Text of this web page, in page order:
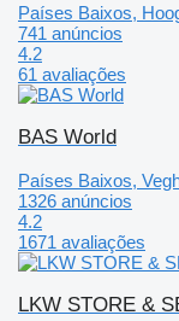
Países Baixos,
741 anúncios
4.2
61 avaliações
BAS World
Países Baixos,
1326 anúncios
4.2
1671 avaliações
LKW STORE &